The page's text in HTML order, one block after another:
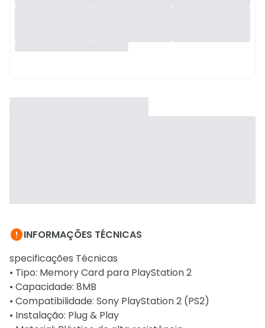
INFORMAÇÕES TÉCNICAS
specificações Técnicas
• Tipo: Memory Card para PlayStation 2
• Capacidade: 8MB
• Compatibilidade: Sony PlayStation 2 (PS2)
• Instalação: Plug & Play